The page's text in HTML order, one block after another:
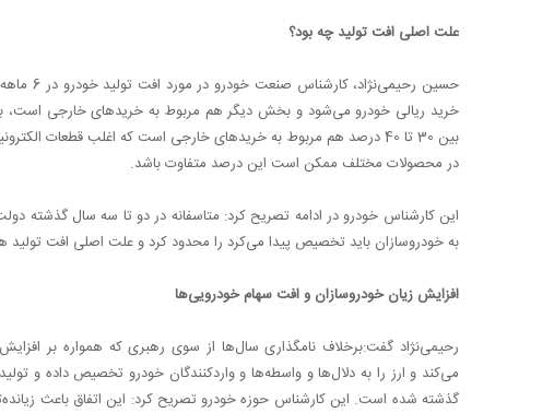
علت اصلی افت تولید چه بود؟
حسین
بین 30 تا 40 درصد هم مربوط به خریدهای خارجی است که اغلب قطعات
در محصولات مختلف ممکن است این درصد متفاوت باشد.
این کارشناس خودرو در ادامه تصریح کرد: متاسفانه در دو تا سه سال گذشته
به خودروسازان باید تخصیص پیدا می‌کرد را محدود کرد و علت اصلی افت
افزایش زیان خودروسازان و افت سهام خودرویی‌ها
رحیمی‌نژاد گفت:برخلاف نامگذاری سال‌ها از سوی رهبری که همواره بر
می‌کند و ارز را به دلال‌ها و واسطه‌ها و واردکنندگان خودرو تخصیص داده و
گذشته شده است. این کارشناس حوزه خودرو تصریح کرد: این اتفاق باعث